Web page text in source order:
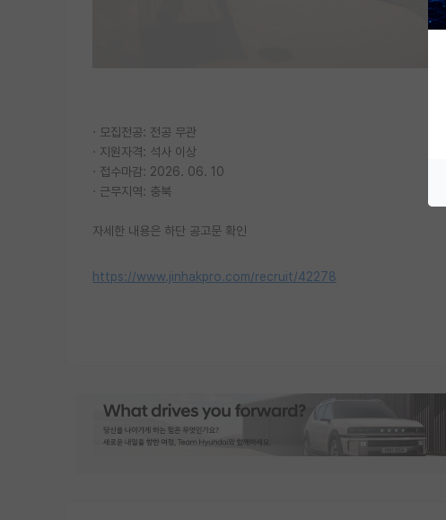
· 모집전공: 전공 무관
· 지원자격: 석사 이상
· 접수마감: 2026. 06. 10
· 근무지역: 충북
자세한 내용은 하단 공고문 확인
https://www.jinhakpro.com/recruit/42278